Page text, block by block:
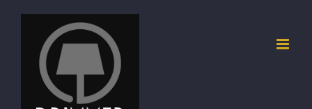
content